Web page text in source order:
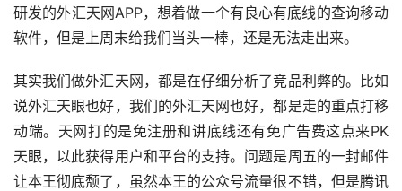
研发的外汇天网APP，想着做一个有良心有底线的查询移动
软件，但是上周末给我们当头一棒，还是无法走出来。
其实我们做外汇天网，都是在仔细分析了竞品利弊的。比如
说外汇天眼也好，我们的外汇天网也好，都是走的重点打移
动端。天网打的是免注册和讲底线还有免广告费这点来PK
天眼，以此获得用户和平台的支持。问题是周五的一封邮件
让本王彻底颓了，虽然本王的公众号流量很不错，但是腾讯